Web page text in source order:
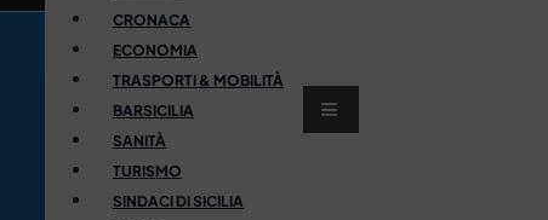
CRONACA
ECONOMIA
TRASPORTI & MOBILITÀ
BARSICILIA
SANITÀ
TURISMO
SINDACI DI SICILIA